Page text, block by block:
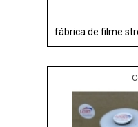
fábrica de filme